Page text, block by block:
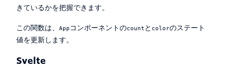
きているかを把握できます。
この関数は、 App コンポーネントのcount と colorのステート
値を更新します。
Svelte